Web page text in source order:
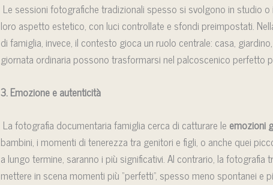
Le sessioni fotografiche tradizionali spesso si svolgono in studio
loro aspetto estetico, con luci controllate e sfondi preimpostati.
di famiglia, invece, il contesto gioca un ruolo centrale: casa,
giornata ordinaria possono trasformarsi nel palcoscenico perfetto
3. Emozione e autenticità
La fotografia documentaria famiglia cerca di catturare le emozioni
bambini, i momenti di tenerezza tra genitori e figli, o anche quei
a lungo termine, saranno i più significativi. Al contrario, la fotografia
mettere in scena momenti più “perfetti”, spesso meno spontanei e